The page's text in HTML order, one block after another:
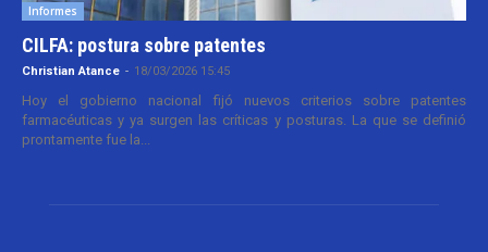
Informes
CILFA: postura sobre patentes
Christian Atance - 18/03/2026 15:45
Hoy el gobierno nacional fijó nuevos criterios sobre patentes
farmacéuticas y ya surgen las críticas y posturas. La que se definió
prontamente fue la...